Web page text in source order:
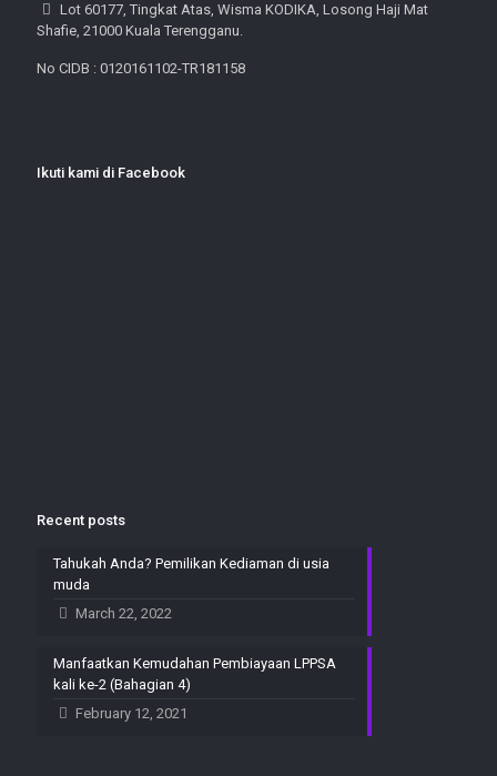
Lot 60177, Tingkat Atas, Wisma KODIKA, Losong Haji Mat
Shafie, 21000 Kuala Terengganu.
No CIDB : 0120161102-TR181158
Ikuti kami di Facebook
Recent posts
Tahukah Anda? Pemilikan Kediaman di usia
muda
March 22, 2022
Manfaatkan Kemudahan Pembiayaan LPPSA
kali ke-2 (Bahagian 4)
February 12, 2021